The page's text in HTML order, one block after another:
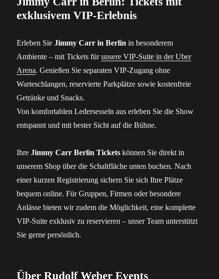
exklusivem VIP-Erlebnis
Erleben SieJimmy Carr in Berlin in besonderem
Ambiente – mit Tickets fürunsere VIP-Suite in der Uber
Arena. Genießen Sie separaten VIP-Zugang ohne
Warteschlangen, reservierte Parkplätze sowie kostenfreie
Getränke und Snacks.
Von komfortablen Ledersesseln aus erleben Sie die Show
entspannt und mit bester Sicht auf die Bühne.
IhreJimmy Carr Berlin Tickets können Sie direkt in
unserem Shop über die Schaltfläche unten buchen. Nach
einer kurzen Registrierung sichern Sie sich Ihre Plätze
bequem online. Für Gruppen, Firmen oder besondere
Anlässe bieten wir zudem die Möglichkeit, eine komplette
VIP-Suite exklusiv zu reservieren – unser Team unterstützt
Sie gerne persönlich.
Über Rudolf Weber Events